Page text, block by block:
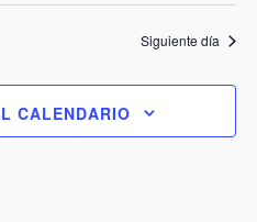
Siguiente día
CALENDARIO